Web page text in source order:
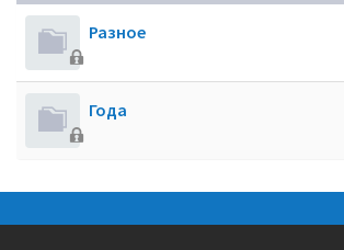
Разное
Года